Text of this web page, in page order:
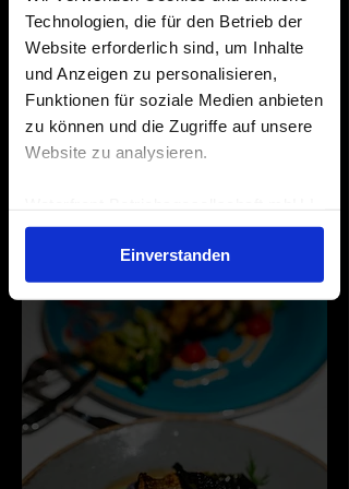
Technologien, die für den Betrieb der
Website erforderlich sind, um Inhalte
und Anzeigen zu personalisieren,
Funktionen für soziale Medien anbieten
zu können und die Zugriffe auf unsere
Website zu analysieren.
Impressum|Datenschutzerklärung
Einverstanden
Ab 19:30 Uhr startet für euch ein
ganz besonderes 5-Gänge-Menü.
Ab 22.00 Uhr sind wir mit dem
Nachtschwärmer sind gerne auf ein
paar Drinkswillkommen